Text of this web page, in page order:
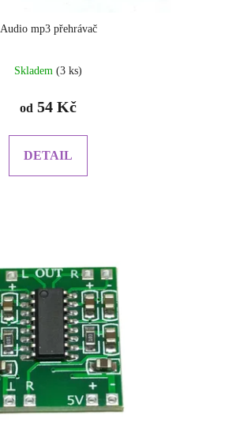
Audio mp3 přehrávač
Skladem (3 ks)
od 54 Kč
DETAIL